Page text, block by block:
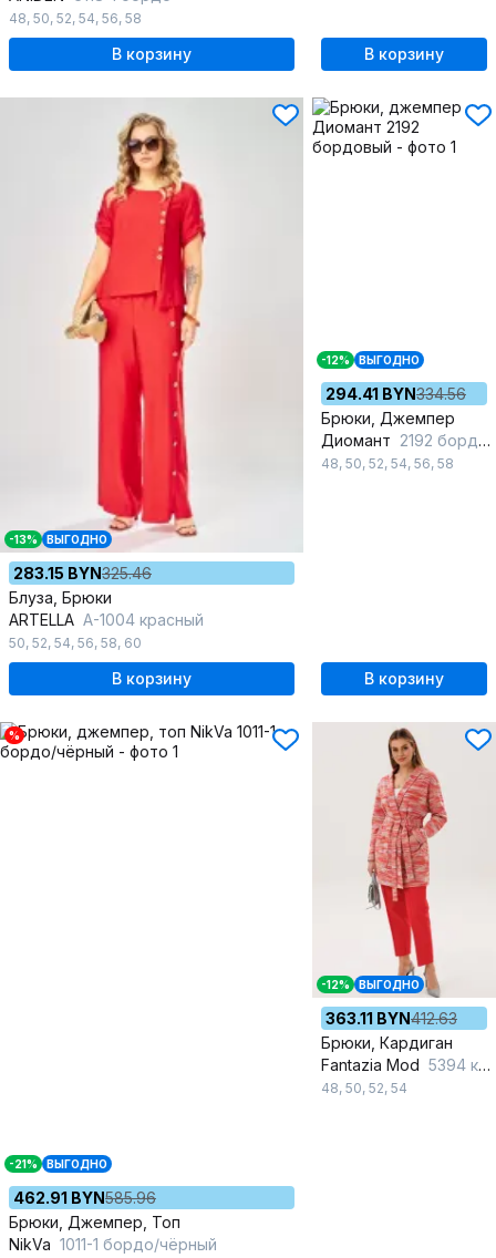
48, 50, 52, 54, 56, 58
В корзину В корзину
-13% ВЫГОДНО
283.15 BYN325.46
Блуза, Брюки
ARTELLA А-1004 красный
50, 52, 54, 56, 58, 60
В корзину
-12% ВЫГОДНО
294.41 BYN334.56
Брюки, Джемпер
Диомант 2192 бордовый
48, 50, 52, 54, 56, 58
В корзину
%
-21% ВЫГОДНО
462.91 BYN585.96
Брюки, Джемпер, Топ
NikVa 1011-1 бордо/чёрный
-12% ВЫГОДНО
363.11 BYN412.63
Брюки, Кардиган
Fantazia Mod 5394 красный_штрипки
48, 50, 52, 54